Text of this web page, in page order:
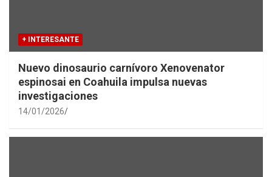
+ INTERESANTE
Nuevo dinosaurio carnívoro Xenovenator
espinosai en Coahuila impulsa nuevas
investigaciones
14/01/2026